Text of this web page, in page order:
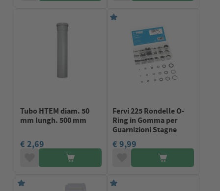
Tubo HTEM diam. 50
mm lungh. 500 mm
€ 2,69
Fervi 225 Rondelle O-
Ring in Gomma per
Guarnizioni Stagne
€ 9,99